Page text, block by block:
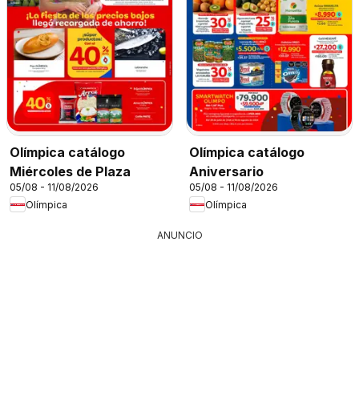
Olímpica catálogo
Miércoles de Plaza
05/08 - 11/08/2026
Olímpica
Olímpica catálogo
Aniversario
05/08 - 11/08/2026
Olímpica
ANUNCIO